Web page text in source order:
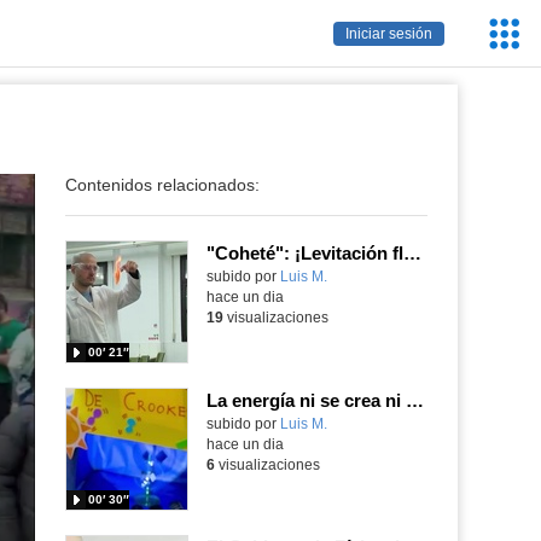
Iniciar sesión
Contenidos relacionados:
"Coheté": ¡Levitación flamígera!
Contenido educativo.
subido por Luis M.
00′ 21″
hace un dia
19visualizaciones
La energía ni se crea ni se destruye... ¡se experimenta! El Tierno en la Feria Madrid es Ciencia 2026
Contenido educativo.
subido por Luis M.
00′ 30″
hace un dia
6visualizaciones